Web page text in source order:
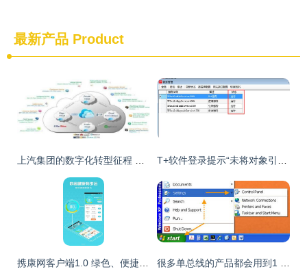
最新产品 Product